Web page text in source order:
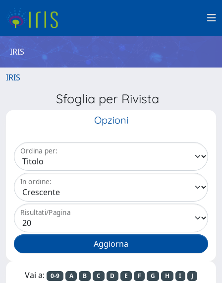
IRIS
IRIS
Sfoglia per Rivista
Opzioni
Ordina per:
In ordine:
Risultati/Pagina
Vai a: 0-9 A B C D E F G H I
J